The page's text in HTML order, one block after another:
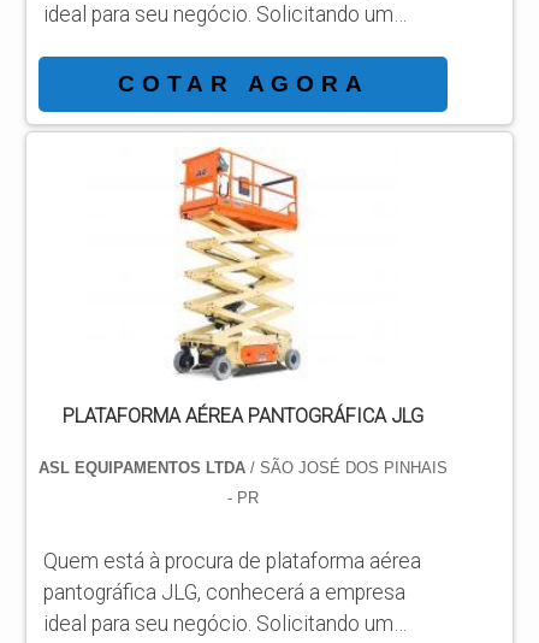
ideal para seu negócio. Solicitando um
e achando a líder em qualidade. Quando o
assunto é plataforma aérea articulada a
venda, com os profissionais da ASL
Equipamentos receberá eficiência com
qualidade e rapidez no atendimento. MAIS
SOBRE PLATAFORMA AÉREA
ARTICULADA A VENDA Há muitas
maneiras eficientes de demonst...
COTAR AGORA
PLATAFORMA AÉREA PANTOGRÁFICA JLG
ASL EQUIPAMENTOS LTDA/ SÃO JOSÉ DOS PINHAIS
- PR
Quem está à procura de plataforma aérea
pantográfica JLG, conhecerá a empresa
ideal para seu negócio. Solicitando um